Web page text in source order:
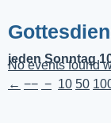
jeden Sonntag
No events found
← −− − 10 50